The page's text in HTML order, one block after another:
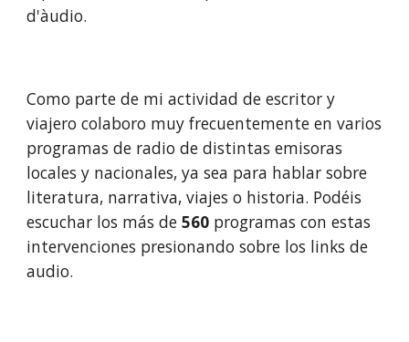
d'àudio.
Como parte de mi actividad de escritor y
viajero colaboro muy frecuentemente en varios
programas de radio de distintas emisoras
locales y nacionales, ya sea para hablar sobre
literatura, narrativa, viajes o historia. Podéis
escuchar los más de 560 programas con estas
intervenciones presionando sobre los links de
audio.